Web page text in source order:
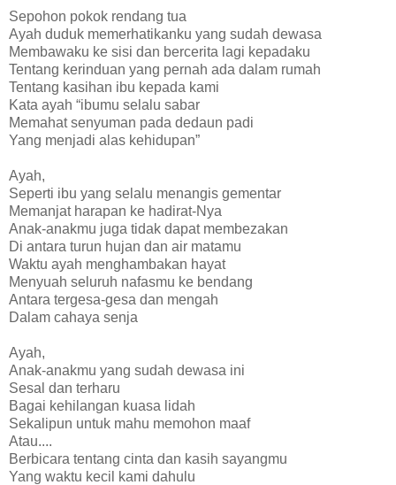
Sepohon pokok rendang tua
Ayah duduk memerhatikanku yang sudah dewasa
Membawaku ke sisi dan bercerita lagi kepadaku
Tentang kerinduan yang pernah ada dalam rumah
Tentang kasihan ibu kepada kami
Kata ayah “ibumu selalu sabar
Memahat senyuman pada dedaun padi
Yang menjadi alas kehidupan”
Ayah,
Seperti ibu yang selalu menangis gementar
Memanjat harapan ke hadirat-Nya
Anak-anakmu juga tidak dapat membezakan
Di antara turun hujan dan air matamu
Waktu ayah menghambakan hayat
Menyuah seluruh nafasmu ke bendang
Antara tergesa-gesa dan mengah
Dalam cahaya senja
Ayah,
Anak-anakmu yang sudah dewasa ini
Sesal dan terharu
Bagai kehilangan kuasa lidah
Sekalipun untuk mahu memohon maaf
Atau....
Berbicara tentang cinta dan kasih sayangmu
Yang waktu kecil kami dahulu